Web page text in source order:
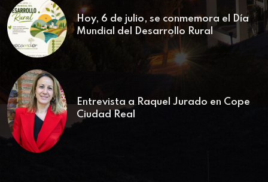
Hoy, 6 de julio, se conmemora el Día
Mundial del Desarrollo Rural
Entrevista a Raquel Jurado en Cope
Ciudad Real